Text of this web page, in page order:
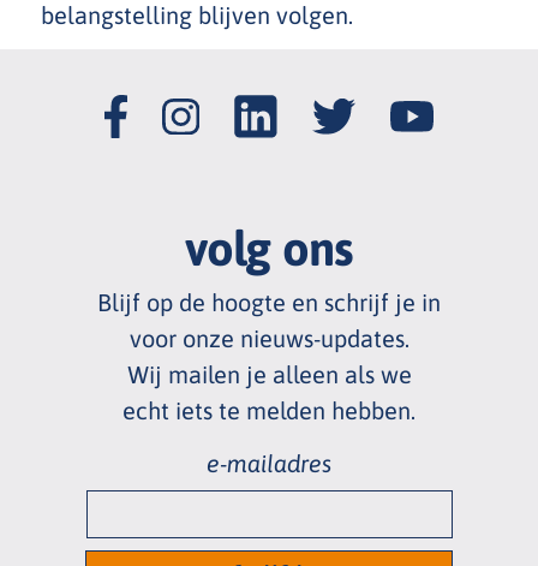
belangstelling blijven volgen.
volg ons
Blijf op de hoogte en schrijf je in
voor onze nieuws-updates.
Wij mailen je alleen als we
echt iets te melden hebben.
mailadres